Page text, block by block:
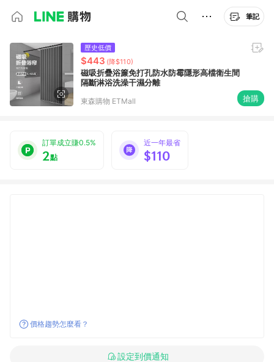
筆記
歷史低價
$443 (降$110)
磁吸折疊浴簾免打孔防水防霉隱形高檔衛生間
隔斷淋浴洗澡干濕分離
東森購物 ETMall 搶購
訂單成立賺0.5%
2點
近一年最省
$110
價格趨勢怎麼看？
設定到價通知